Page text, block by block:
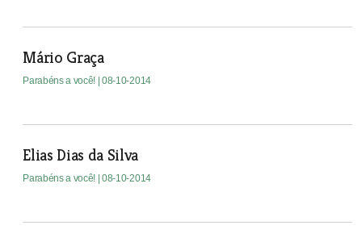
Mário Graça
Parabéns a você! | 08-10-2014
Elias Dias da Silva
Parabéns a você! | 08-10-2014